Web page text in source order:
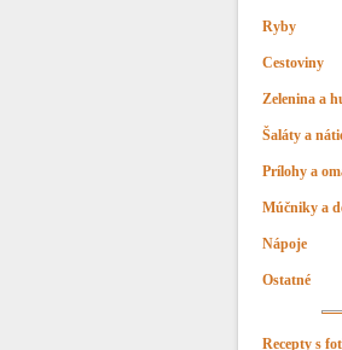
Ryby
Cestoviny
Zelenina a
Šaláty a
Prílohy a
Múčniky a
Nápoje
Ostatné
Recepty s